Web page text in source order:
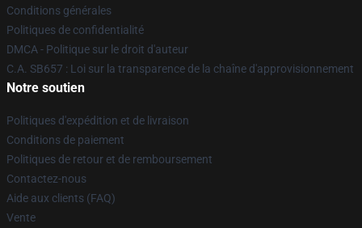
Conditions générales
Politiques de confidentialité
DMCA - Politique sur le droit d'auteur
C.A. SB657 : Loi sur la transparence de la chaîne d'approvisionnement
Notre soutien
Politiques d'expédition et de livraison
Conditions de paiement
Politiques de retour et de remboursement
Contactez-nous
Aide aux clients (FAQ)
Vente